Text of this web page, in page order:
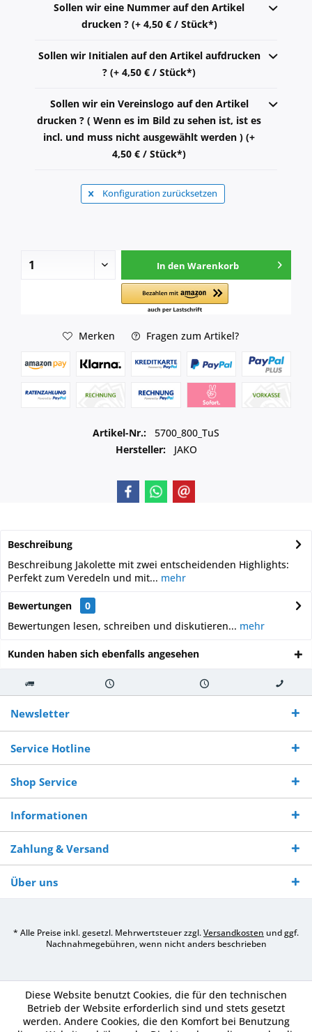
Sollen wir eine Nummer auf den Artikel
drucken ? (+ 4,50 € / Stück*)
Sollen wir Initialen auf den Artikel aufdrucken
? (+ 4,50 € / Stück*)
Sollen wir ein Vereinslogo auf den Artikel
drucken ? ( Wenn es im Bild zu sehen ist, ist es
incl. und muss nicht ausgewählt werden ) (+
4,50 € / Stück*)
Konfiguration zurücksetzen
In den Warenkorb
Merken Fragen zum Artikel?
Artikel-Nr.:
5700_800_TuS
Hersteller:
JAKO
Beschreibung
Beschreibung Jakolette mit zwei entscheidenden Highlights:
Perfekt zum Veredeln und mit... mehr
Bewertungen
0
Bewertungen lesen, schreiben und diskutieren... mehr
Kunden haben sich ebenfalls angesehen
Kostenloser
Versand ab €
250,-
Versand innerhalb von Versand von So erreichen
Sie uns 0160
970 511 90
Newsletter
Service Hotline
Shop Service
Informationen
Zahlung & Versand
Über uns
* Alle Preise inkl. gesetzl. Mehrwertsteuer zzgl.Versandkosten und ggf.
Nachnahmegebühren, wenn nicht anders beschrieben
Diese Website benutzt Cookies, die für den technischen
Betrieb der Website erforderlich sind und stets gesetzt
werden. Andere Cookies, die den Komfort bei Benutzung